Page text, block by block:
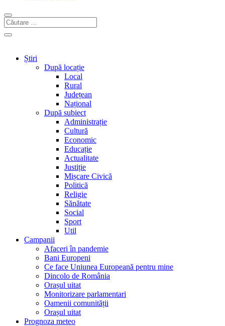
Știri
După locație
Local
Rural
Județean
Național
După subiect
Administrație
Cultură
Economic
Educație
Actualitate
Justiție
Mișcare Civică
Politică
Religie
Sănătate
Social
Sport
Util
Campanii
Afaceri în pandemie
Bani Europeni
Ce face Uniunea Europeană pentru mine
Dincolo de România
Orașul uitat
Monitorizare parlamentari
Oamenii comunității
Orașul uitat
Prognoza meteo